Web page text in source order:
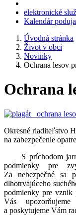
elektronické
Kalendár
Úvodná stránka
Život v obci
Novinky
Ochrana lesov
Ochrana
Okresné riaditeľstvo
na zabezpečenie
S príchodom
podmienky pre
Za nebezpečné sa
dlhotrvajúceho
podmienky pre vznik
Vás
a poskytujeme Vám